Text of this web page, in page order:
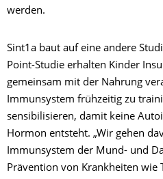
werden.
Sint1a baut auf eine andere
Point-Studie erhalten Kinder
gemeinsam mit der Nahrung
Immunsystem frühzeitig zu
sensibilisieren, damit keine
Hormon entsteht. „Wir gehen
Immunsystem der Mund- und
Prävention von Krankheiten wie